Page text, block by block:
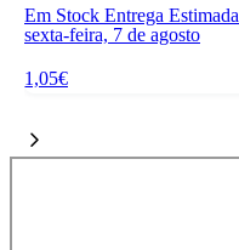
Em Stock Entrega
sexta-feira, 7 de agosto
1,05€